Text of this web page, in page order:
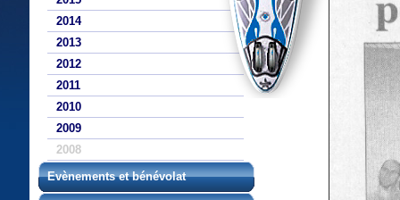
2014
2013
2012
2011
2010
2009
2008
Evènements et bénévolat